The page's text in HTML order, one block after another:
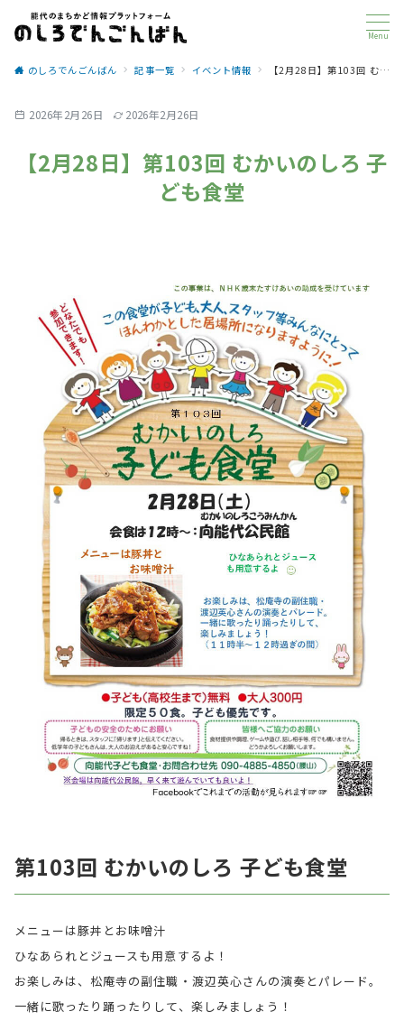
Menu
のしろでんごんばん 記事一覧 イベント情報 【2月28日】第103回 むかいのしろ 子ども食堂
2026年2月26日 2026年2月26日
【2月28日】第103回 むかいのしろ 子
ども食堂
第103回 むかいのしろ 子ども食堂
メニューは豚丼とお味噌汁
ひなあられとジュースも用意するよ！
お楽しみは、松庵寺の副住職・渡辺英心さんの演奏とパレード。
一緒に歌ったり踊ったりして、楽しみましょう！